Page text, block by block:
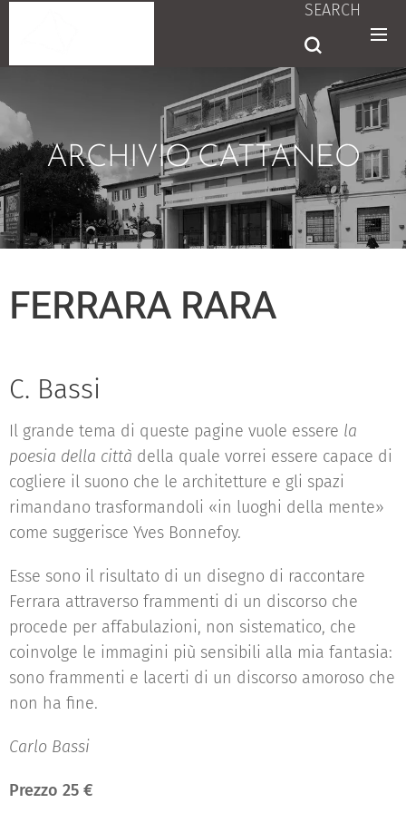
SEARCH
ARCHIVIO CATTANEO
FERRARA RARA
C. Bassi
Il grande tema di queste pagine vuole essere la
poesia della città della quale vorrei essere capace di
cogliere il suono che le architetture e gli spazi
rimandano trasformandoli «in luoghi della mente»
come suggerisce Yves Bonnefoy.
Esse sono il risultato di un disegno di raccontare
Ferrara attraverso frammenti di un discorso che
procede per affabulazioni, non sistematico, che
coinvolge le immagini più sensibili alla mia fantasia:
sono frammenti e lacerti di un discorso amoroso che
non ha fine.
Carlo Bassi
Prezzo 25 €